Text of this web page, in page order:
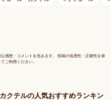
感想・コメントを含みます。 投稿の信憑性・正確性を保
ご利用ください。
クテルの人気おすすめランキン